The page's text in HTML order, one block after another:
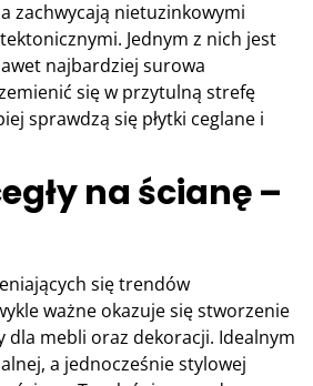
zachwycają nietuzinkowymi
Jednym z nich jest
najbardziej surowa
się w przytulną strefę
sprawdzą się płytki ceglane i
na ścianę –
się trendów
ważne okazuje się stworzenie
dla mebli oraz dekoracji. Idealnym
a jednocześnie stylowej